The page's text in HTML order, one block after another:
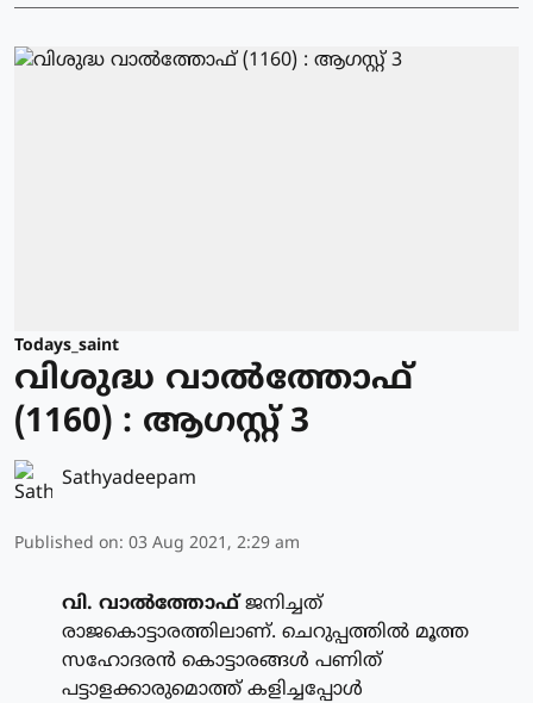
Todays_saint
വിശുദ്ധ വാല്‍ത്തോഫ്
(1160) : ആഗസ്റ്റ് 3
Sathyadeepam
Published on: 03 Aug 2021, 2:29 am
വി. വാല്‍ത്തോഫ്ജനിച്ചത്
രാജകൊട്ടാരത്തിലാണ്. ചെറുപ്പത്തില്‍ മൂത്ത
സഹോദരന്‍ കൊട്ടാരങ്ങള്‍ പണിത്
പട്ടാളക്കാരുമൊത്ത് കളിച്ചപ്പോള്‍